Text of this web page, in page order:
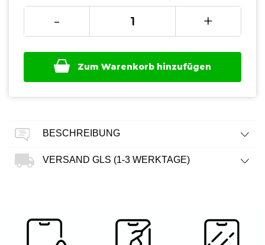
- +
Zum Warenkorb hinzufügen
BESCHREIBUNG
VERSAND GLS (1-3 WERKTAGE)